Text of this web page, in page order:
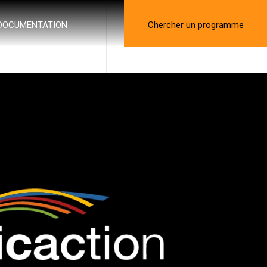
Chercher un programme